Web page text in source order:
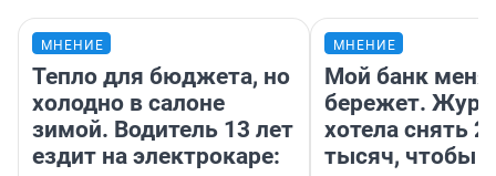
МНЕНИЕ
Тепло для бюджета, но
холодно в салоне
зимой. Водитель 13 лет
ездит на электрокаре:
МНЕНИЕ
Мой банк меня
бережет.
хотела снять
тысяч, чтобы